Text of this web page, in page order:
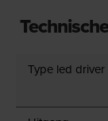
Type led driver